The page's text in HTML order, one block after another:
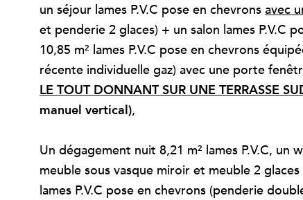
un séjour lames P.V.C pose en chevrons avec
et penderie 2 glaces) + un salon lames P.V.C
10,85 m² lames P.V.C pose en chevrons
récente individuelle gaz) avec une porte
LE TOUT DONNANT SUR UNE TERRASSE
manuel vertical),
Un dégagement nuit 8,21 m² lames P.V.C, un
meuble sous vasque miroir et meuble 2
lames P.V.C pose en chevrons (penderie